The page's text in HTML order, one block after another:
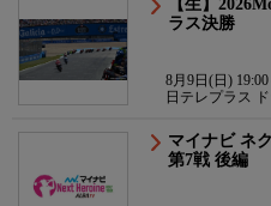
【生】
ラス決勝
8月9日(日)
日テレプラス
マイナビ ネ
第7戦 後編